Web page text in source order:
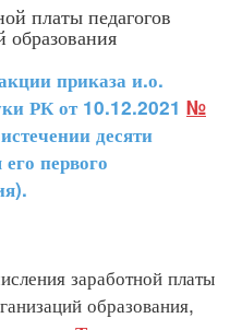
платы педагогов
образования
приказа и.о.
РК от 10.12.2021 №
десяти
первого
заработной платы
образования,